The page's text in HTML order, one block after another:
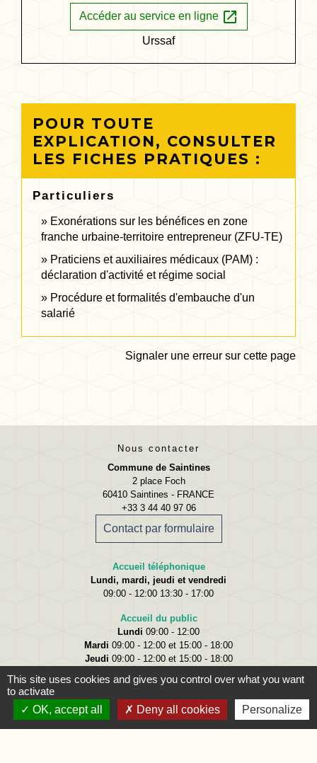
Accéder au service en ligne open_in_new
Urssaf
POUR TOUTE
EXPLICATION, CONSULTER
LES FICHES PRATIQUES :
Particuliers
Exonérations sur les bénéfices en zone
franche urbaine-territoire entrepreneur (ZFU-TE)
Praticiens et auxiliaires médicaux (PAM) :
déclaration d'activité et régime social
Procédure et formalités d'embauche d'un
salarié
Signaler une erreur sur cette page
Nous contacter
Commune de Saintines
2 place Foch
60410 Saintines - FRANCE
+33 3 44 40 97 06
Contact par formulaire
Accueil téléphonique
Lundi, mardi, jeudi et vendredi
09:00 - 12:00 13:30 - 17:00
Accueil du public
Lundi 09:00 - 12:00
Mardi 09:00 - 12:00 et 15:00 - 18:00
Jeudi 09:00 - 12:00 et 15:00 - 18:00
This site uses cookies and gives you control over what you want
to activate
OK, accept all
Deny all cookies Personalize